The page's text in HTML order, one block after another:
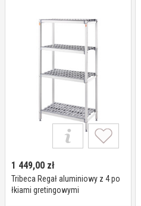
1 449,00 zł
Tribeca Regał aluminiowy z 4 po
łkiami gretingowymi